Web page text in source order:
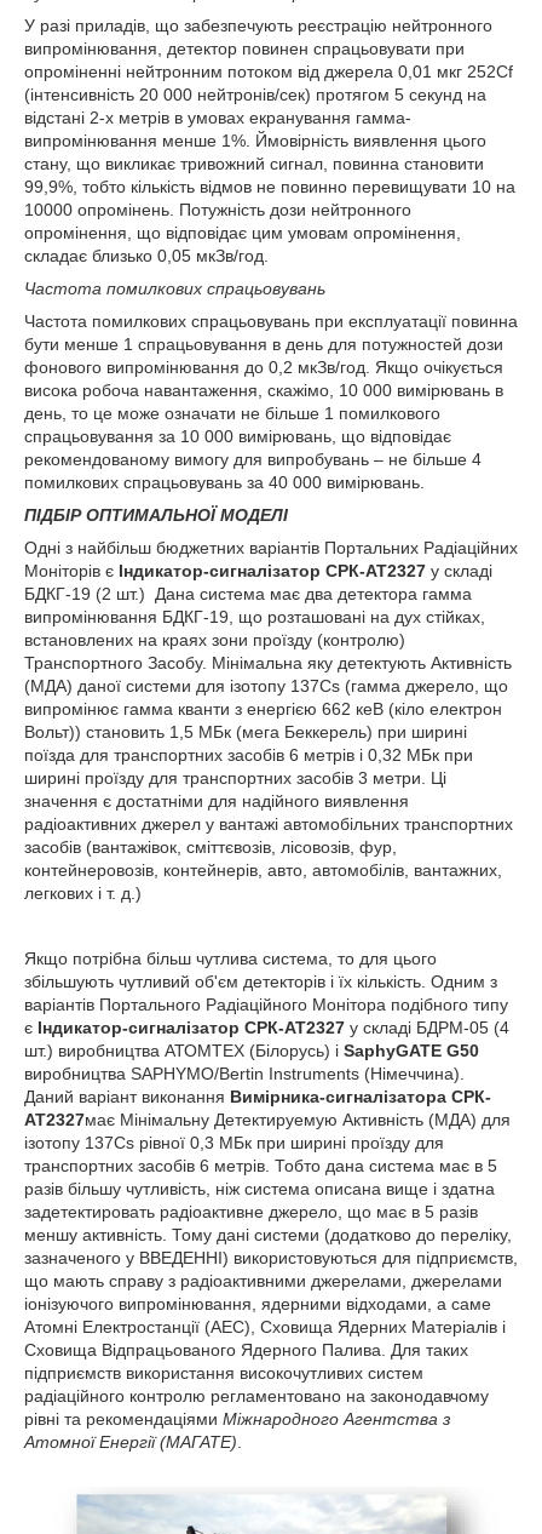
У разі приладів, що забезпечують реєстрацію нейтронного
випромінювання, детектор повинен спрацьовувати при
опроміненні нейтронним потоком від джерела 0,01 мкг 252Cf
(інтенсивність 20 000 нейтронів/сек) протягом 5 секунд на
відстані 2-х метрів в умовах екранування гамма-
випромінювання менше 1%. Ймовірність виявлення цього
стану, що викликає тривожний сигнал, повинна становити
99,9%, тобто кількість відмов не повинно перевищувати 10 на
10000 опромінень. Потужність дози нейтронного
опромінення, що відповідає цим умовам опромінення,
складає близько 0,05 мкЗв/год.
Частота помилкових спрацьовувань
Частота помилкових спрацьовувань при експлуатації повинна
бути менше 1 спрацьовування в день для потужностей дози
фонового випромінювання до 0,2 мкЗв/год. Якщо очікується
висока робоча навантаження, скажімо, 10 000 вимірювань в
день, то це може означати не більше 1 помилкового
спрацьовування за 10 000 вимірювань, що відповідає
рекомендованому вимогу для випробувань – не більше 4
помилкових спрацьовувань за 40 000 вимірювань.
ПІДБІР ОПТИМАЛЬНОЇ МОДЕЛІ
Одні з найбільш бюджетних варіантів Портальних Радіаційних
Моніторів є Індикатор-сигналізатор СРК-АТ2327 у складі
БДКГ-19 (2 шт.) Дана система має два детектора гамма
випромінювання БДКГ-19, що розташовані на дух стійках,
встановлених на краях зони проїзду (контролю)
Транспортного Засобу. Мінімальна яку детектують Активність
(МДА) даної системи для ізотопу 137Cs (гамма джерело, що
випромінює гамма кванти з енергією 662 кеВ (кіло електрон
Вольт)) становить 1,5 МБк (мега Беккерель) при ширині
поїзда для транспортних засобів 6 метрів і 0,32 МБк при
ширині проїзду для транспортних засобів 3 метри. Ці
значення є достатніми для надійного виявлення
радіоактивних джерел у вантажі автомобільних транспортних
засобів (вантажівок, сміттєвозів, лісовозів, фур,
контейнеровозів, контейнерів, авто, автомобілів, вантажних,
легкових і т. д.)
Якщо потрібна більш чутлива система, то для цього
збільшують чутливий об'єм детекторів і їх кількість. Одним з
варіантів Портального Радіаційного Монітора подібного типу
є Індикатор-сигналізатор СРК-АТ2327 у складі БДРМ-05 (4
шт.) виробництва АТОМТЕХ (Білорусь) і SaphyGATE G50
виробництва SAPHYMO/Bertin Instruments (Німеччина).
Даний варіант виконання Вимірника-сигналізатора СРК-
АТ2327має Мінімальну Детектируемую Активність (МДА) для
ізотопу 137Cs рівної 0,3 МБк при ширині проїзду для
транспортних засобів 6 метрів. Тобто дана система має в 5
разів більшу чутливість, ніж система описана вище і здатна
задетектировать радіоактивне джерело, що має в 5 разів
меншу активність. Тому дані системи (додатково до переліку,
зазначеного у ВВЕДЕННІ) використовуються для підприємств,
що мають справу з радіоактивними джерелами, джерелами
іонізуючого випромінювання, ядерними відходами, а саме
Атомні Електростанції (АЕС), Сховища Ядерних Матеріалів і
Сховища Відпрацьованого Ядерного Палива. Для таких
підприємств використання високочутливих систем
радіаційного контролю регламентовано на законодавчому
рівні та рекомендаціями Міжнародного Агентства з
Атомної Енергії (МАГАТЕ)